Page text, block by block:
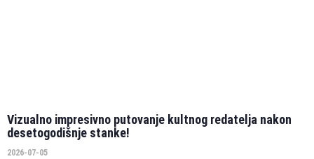
Vizualno impresivno putovanje kultnog redatelja nakon
desetogodišnje stanke!
2026-07-05